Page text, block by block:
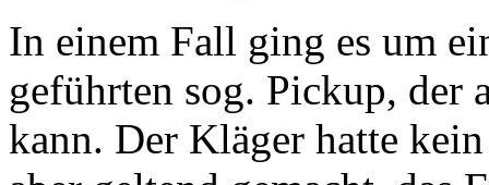
In einem Fall ging es um
geführten sog. Pickup, der
kann. Der Kläger hatte